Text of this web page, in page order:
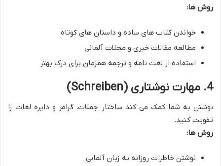
روش ها:
خواندن کتاب های ساده و داستان های کوتاه
مطالعه مقالات خبری و مجلات آلمانی
استفاده از لغت نامه و ترجمه همزمان برای درک بهتر
4. مهارت نوشتاری (Schreiben)
نوشتن به شما کمک می کند ساختار جملات، گرامر و دایره لغات را
تقویت کنید.
روش ها:
نوشتن خاطرات روزانه به زبان آلمانی